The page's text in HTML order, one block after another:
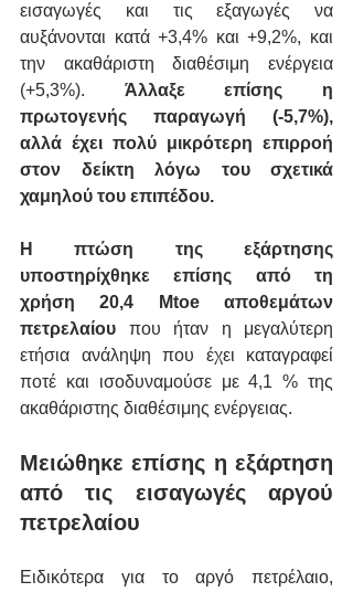
εισαγωγές και τις εξαγωγές να
αυξάνονται κατά +3,4% και +9,2%, και
την ακαθάριστη διαθέσιμη ενέργεια
(+5,3%). Άλλαξε επίσης η
πρωτογενής παραγωγή (-5,7%),
αλλά έχει πολύ μικρότερη επιρροή
στον δείκτη λόγω του σχετικά
χαμηλού του επιπέδου.
Η πτώση της εξάρτησης
υποστηρίχθηκε επίσης από τη
χρήση 20,4 Mtoe αποθεμάτων
πετρελαίου που ήταν η μεγαλύτερη
ετήσια ανάληψη που έχει καταγραφεί
ποτέ και ισοδυναμούσε με 4,1 % της
ακαθάριστης διαθέσιμης ενέργειας.
Μειώθηκε επίσης η εξάρτηση
από τις εισαγωγές αργού
πετρελαίου
Ειδικότερα για το αργό πετρέλαιο,